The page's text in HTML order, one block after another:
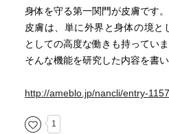
身体を守る第一関門が皮膚です。
皮膚は、単に外界と身体の境と
としての高度な働きも持っていま
そんな機能を研究した内容を書い
http://ameblo.jp/nancli/entry-
1